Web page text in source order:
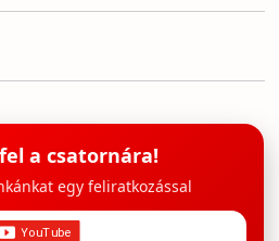
a csatornára!
egy feliratkozással